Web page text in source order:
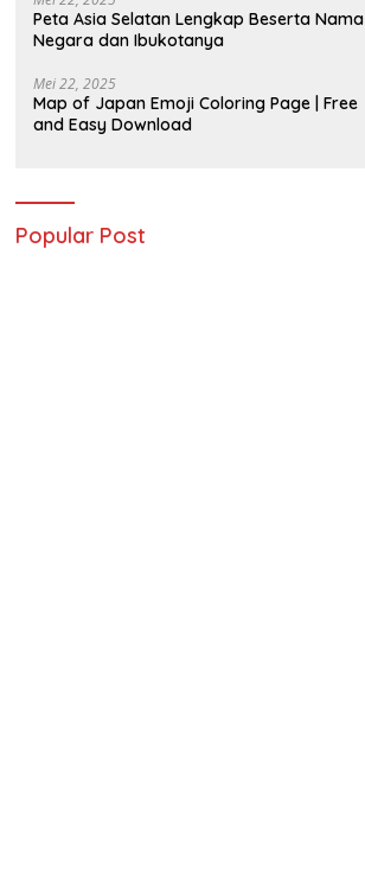
Peta Asia Selatan Lengkap Beserta Nama
Negara dan Ibukotanya
Mei 22, 2025
Map of Japan Emoji Coloring Page | Free
and Easy Download
Popular Post